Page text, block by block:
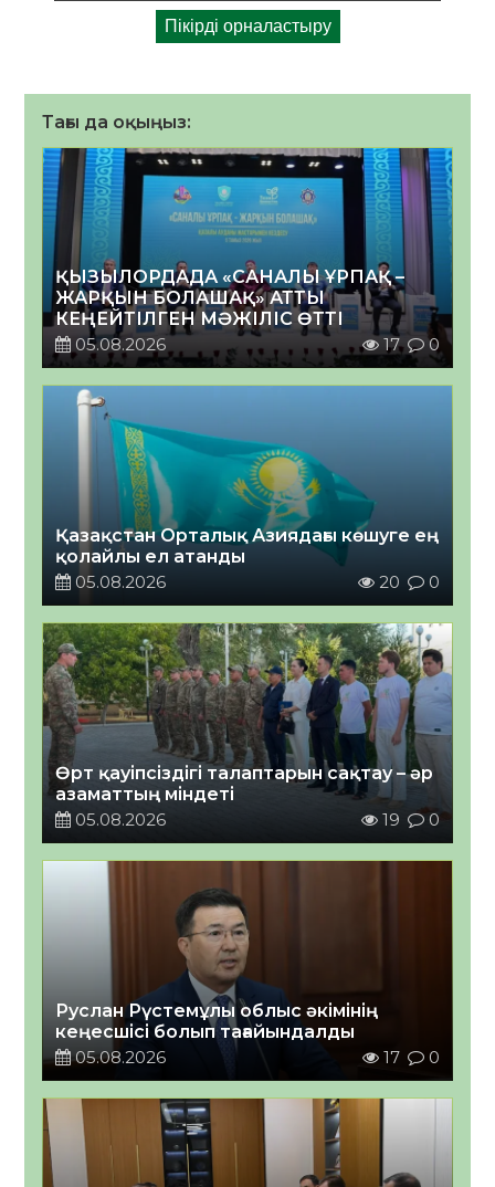
Тағы да оқыңыз:
ҚЫЗЫЛОРДАДА «САНАЛЫ ҰРПАҚ –
ЖАРҚЫН БОЛАШАҚ» АТТЫ
КЕҢЕЙТІЛГЕН МӘЖІЛІС ӨТТІ
05.08.2026
17 0
Қазақстан Орталық Азиядағы көшуге ең
қолайлы ел атанды
05.08.2026
20 0
Өрт қауіпсіздігі талаптарын сақтау – әр
азаматтың міндеті
05.08.2026
19 0
Руслан Рүстемұлы облыс әкімінің
кеңесшісі болып тағайындалды
05.08.2026
17 0